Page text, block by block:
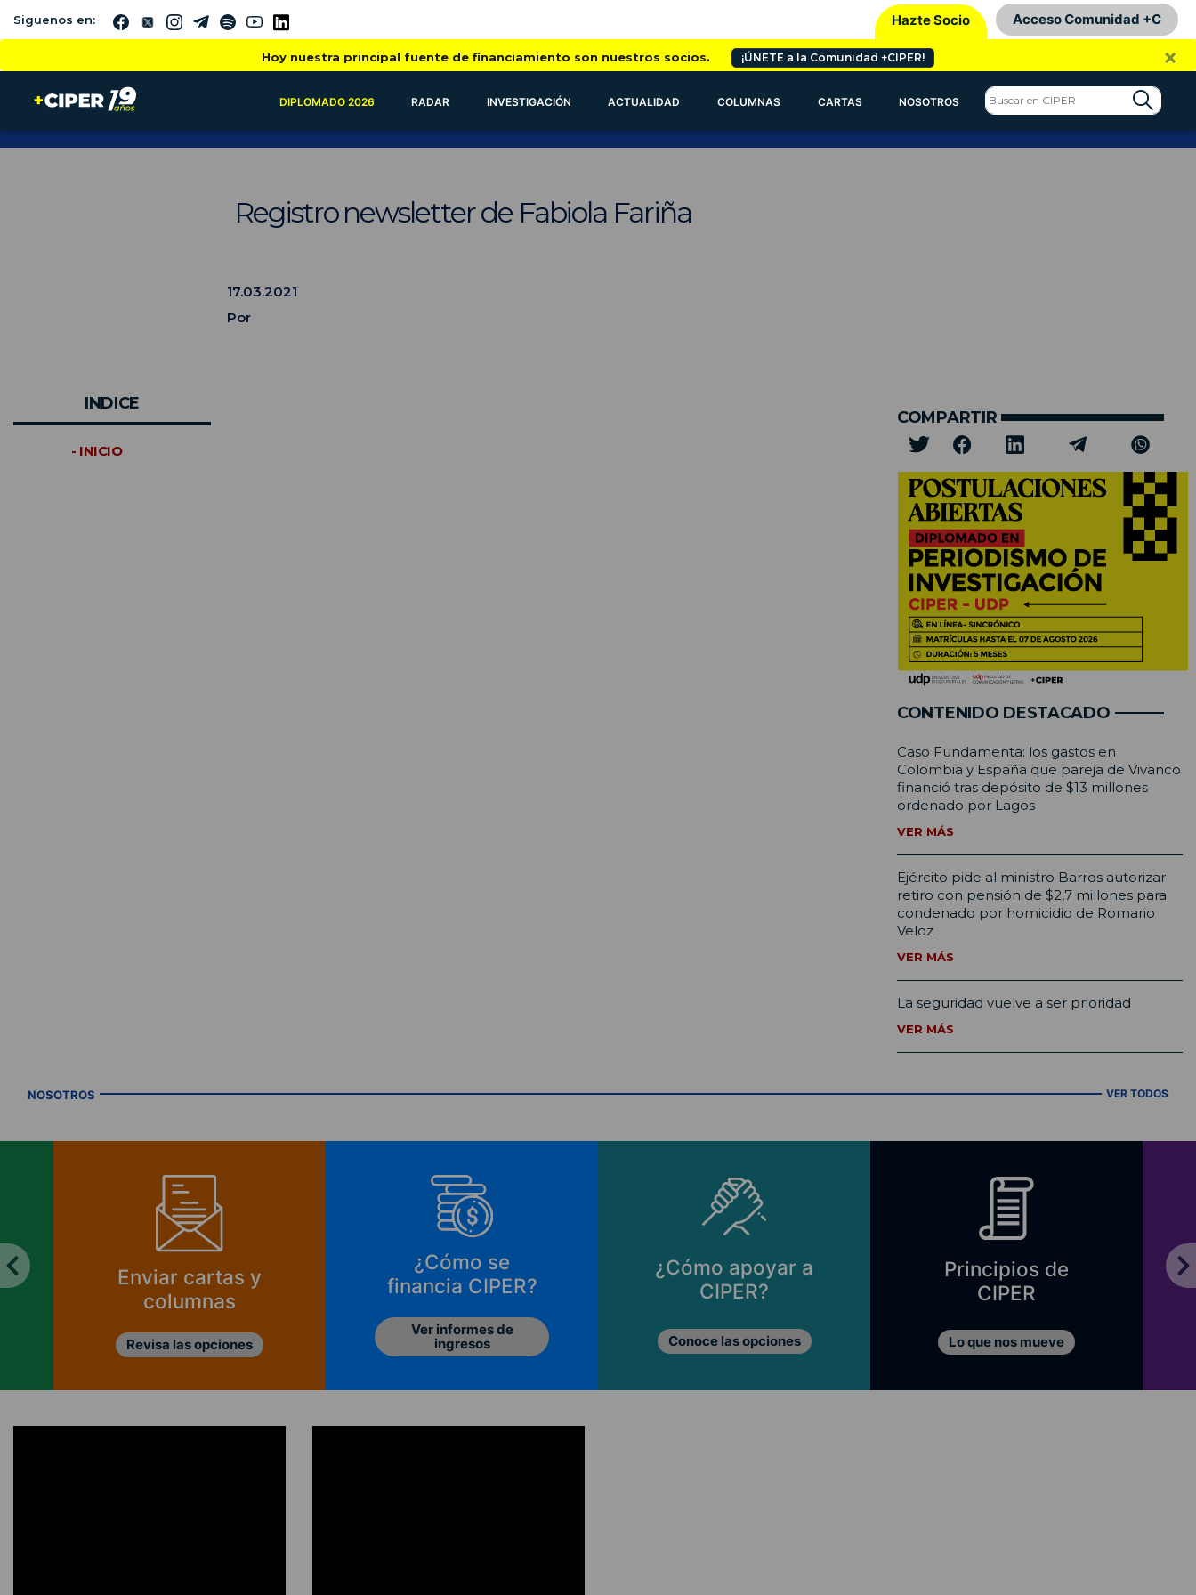
Siguenos en: Hazte Socio Acceso Comunidad +C
Hoy nuestra principal fuente de financiamiento son nuestros socios. ¡ÚNETE a la Comunidad +CIPER! ×
DIPLOMADO 2026 RADAR INVESTIGACIÓN ACTUALIDAD COLUMNAS CARTAS NOSOTROS
Registro newsletter de Fabiola Fariña
17.03.2021
Por
INDICE
- INICIO
COMPARTIR
CONTENIDO DESTACADO
Caso Fundamenta: los gastos en
Colombia y España que pareja de Vivanco
financió tras depósito de $13 millones
ordenado por Lagos
VER MÁS
Ejército pide al ministro Barros autorizar
retiro con pensión de $2,7 millones para
condenado por homicidio de Romario
Veloz
VER MÁS
La seguridad vuelve a ser prioridad
VER MÁS
NOSOTROS VER TODOS
Enviar cartas y
columnas
Revisa las opciones
¿Cómo se
financia CIPER?
Ver informes de
ingresos
¿Cómo apoyar a
CIPER?
Conoce las opciones
Principios de
CIPER
Lo que nos mueve